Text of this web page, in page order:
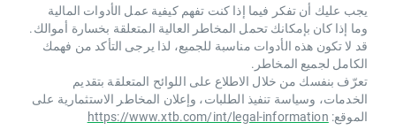
يجب عليك أن تفكر فيما إذا كنت تفهم كيفية عمل الأدوات المالية
وما إذا كان بإمكانك تحمل المخاطر العالية المتعلقة بخسارة أموالك.
قد لا تكون هذه الأدوات مناسبة للجميع، لذا يرجى التأكد من فهمك
الكامل لجميع المخاطر.
تعرّف بنفسك من خلال الاطلاع على اللوائح المتعلقة بتقديم
الخدمات، وسياسة تنفيذ الطلبات، وإعلان المخاطر الاستثمارية على
الموقع: https://www.xtb.com/int/legal-information